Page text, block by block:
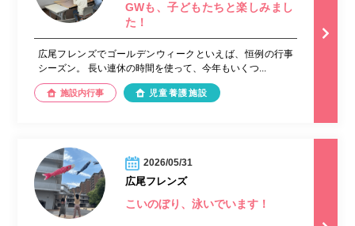
GWも、子どもたちと楽しみまし
た！
広尾フレンズでゴールデンウィークといえば、恒例の行事
シーズン。 長い連休の時間を使って、今年もいくつ...
施設内行事 児童養護施設
2026/05/31
広尾フレンズ
こいのぼり、泳いでいます！